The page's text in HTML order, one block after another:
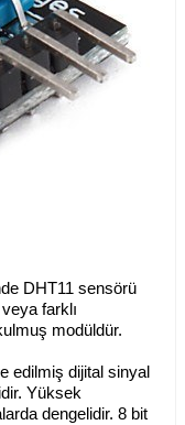
DHT11 sensörü
farklı
modüldür.
edilmiş dijital sinyal
Yüksek
dengelidir. 8 bit